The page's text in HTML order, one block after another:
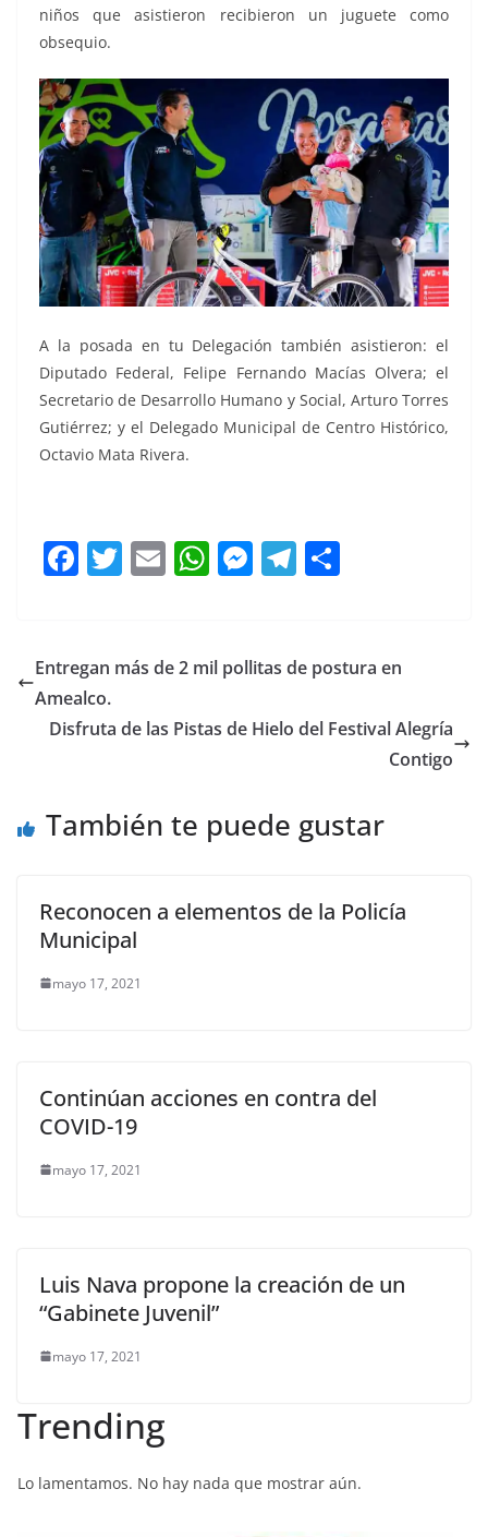
niños que asistieron recibieron un juguete como
obsequio.
A la posada en tu Delegación también asistieron: el
Diputado Federal, Felipe Fernando Macías Olvera; el
Secretario de Desarrollo Humano y Social, Arturo Torres
Gutiérrez; y el Delegado Municipal de Centro Histórico,
Octavio Mata Rivera.
F
e
b
o
T
er
E
l
W
s
p
M
e
g
T
gr
m
p
tir
Entregan más de 2 mil pollitas de postura en
Amealco.
Disfruta de las Pistas de Hielo del Festival Alegría
Contigo
También te puede gustar
Reconocen a elementos de la Policía
Municipal
mayo 17, 2021
Continúan acciones en contra del
COVID-19
mayo 17, 2021
Luis Nava propone la creación de un
“Gabinete Juvenil”
mayo 17, 2021
Trending
Lo lamentamos. No hay nada que mostrar aún.